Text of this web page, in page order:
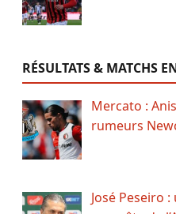
RÉSULTATS & MATCHS
Mercato :
rumeurs
José Peseiro